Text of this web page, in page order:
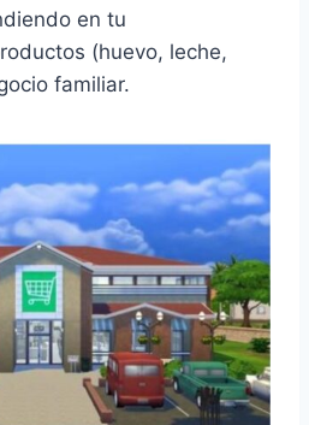
en tu
(huevo, leche,
familiar.